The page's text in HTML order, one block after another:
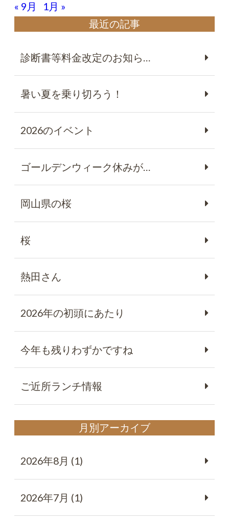
« 9月
1月 »
最近の記事
診断書等料金改定のお知ら…
暑い夏を乗り切ろう！
2026のイベント
ゴールデンウィーク休みが…
岡山県の桜
桜
熱田さん
2026年の初頭にあたり
今年も残りわずかですね
ご近所ランチ情報
月別アーカイブ
2026年8月 (1)
2026年7月 (1)